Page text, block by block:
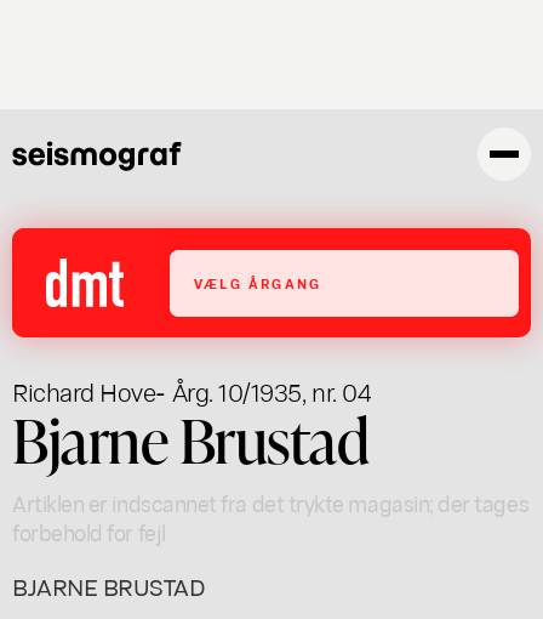
VÆLG ÅRGANG
Richard Hove- Årg. 10/1935, nr. 04
Bjarne Brustad
Artiklen er indscannet fra det trykte magasin; der tages
forbehold for fejl
BJARNE BRUSTAD